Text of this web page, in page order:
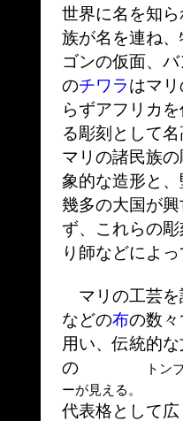
世界に名を知
族が名を連ね
ゴンの仮面、
のチワラはマ
らずアフリカ
る彫刻として
マリの諸民族
象的な造形と
幾多の大国が
ず、これらの
り師などによ
マリの工芸を
などの布の数
用い、伝統的
の
トン
ーが見える。
代表格として